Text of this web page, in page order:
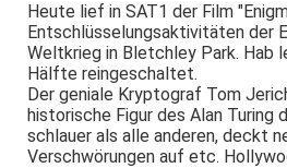
Heute lief in SAT1 der Film
Entschlüsselungsaktivitäten der
Weltkrieg in Bletchley Park. Hab
Hälfte reingeschaltet.
Der geniale Kryptograf Tom
historische Figur des Alan Turing
schlauer als alle anderen, deckt
Verschwörungen auf etc.